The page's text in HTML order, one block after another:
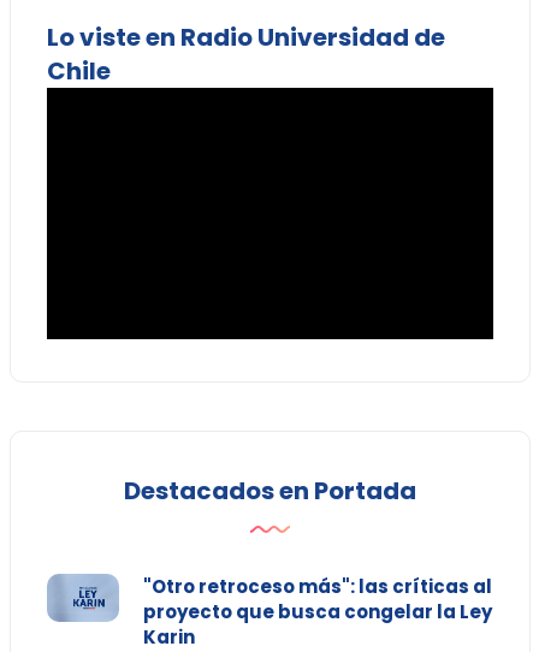
Lo viste en Radio Universidad de
Chile
Destacados en Portada
"Otro retroceso más": las críticas al
proyecto que busca congelar la Ley
Karin